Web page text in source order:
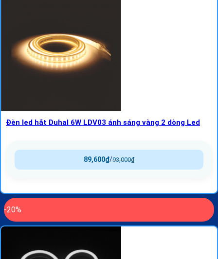
Đèn led hắt Duhal 6W LDV03 ánh sáng vàng 2 dòng Led
93,000₫
/
89,600₫
-20%